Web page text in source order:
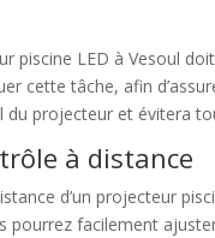
piscine LED à Vesoul
cette tâche, afin
projecteur et évitera
à distance
d’un projecteur
facilement